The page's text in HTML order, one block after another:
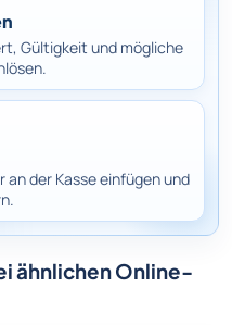
Gültigkeit und mögliche
an der Kasse einfügen und
ähnlichen Online-